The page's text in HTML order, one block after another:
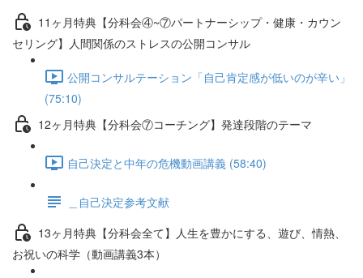
11ヶ月特典【分科会④~⑦パートナーシップ・健康・カウン
セリング】人間関係のストレスの公開コンサル
公開コンサルテーション「自己肯定感が低いのが辛い」
(75:10)
12ヶ月特典【分科会⑦コーチング】発達段階のテーマ
自己決定と中年の危機動画講義 (58:40)
＿自己決定参考文献
13ヶ月特典【分科会全て】人生を豊かにする、遊び、情熱、
お祝いの科学（動画講義3本）